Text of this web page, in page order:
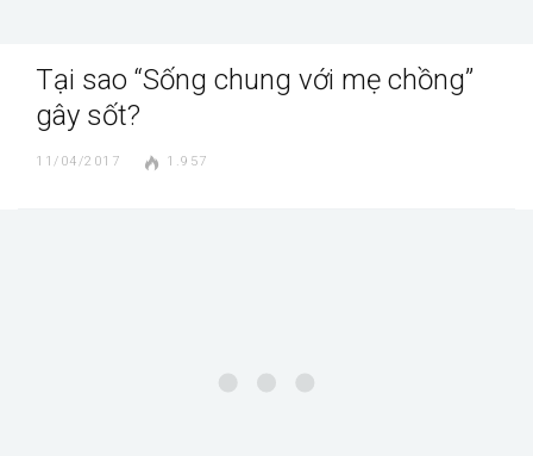
Tại sao “Sống chung với mẹ chồng”
gây sốt?
11/04/2017 1.957